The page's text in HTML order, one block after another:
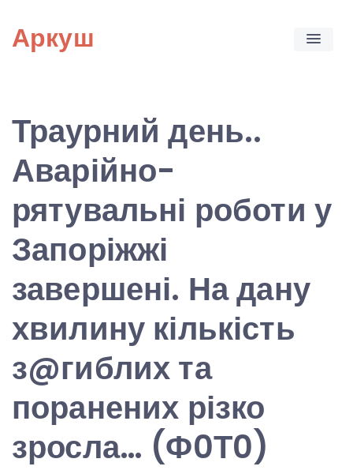
content
Аркуш
Траурний день..
Аварійно-
рятувальні роботи у
Запоріжжі
завершені. На дану
хвилину кількість
з@гиблих та
поранених різко
зросла… (Ф0Т0)